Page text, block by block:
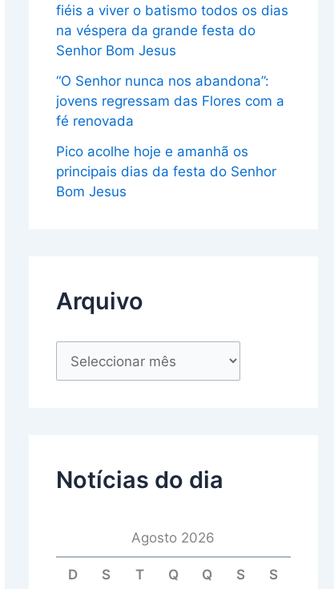
fiéis a viver o batismo todos os dias
na véspera da grande festa do
Senhor Bom Jesus
“O Senhor nunca nos abandona”:
jovens regressam das Flores com a
fé renovada
Pico acolhe hoje e amanhã os
principais dias da festa do Senhor
Bom Jesus
Arquivo
Notícias do dia
Agosto 2026
D S T Q Q S S